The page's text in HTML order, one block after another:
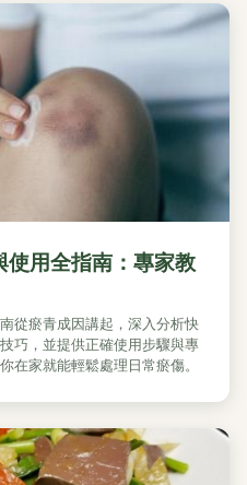
用全指南：專家教
從瘀青成因講起，深入分析快
巧，並提供正確使用步驟與專
在家就能輕鬆處理日常瘀傷。